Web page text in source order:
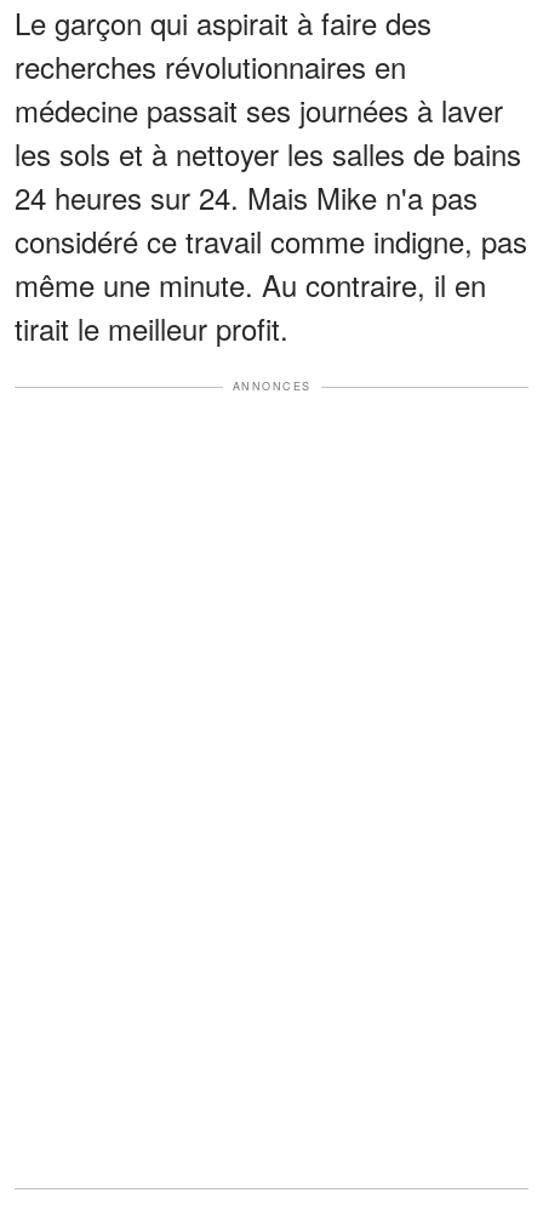
Le garçon qui aspirait à faire des
recherches révolutionnaires en
médecine passait ses journées à laver
les sols et à nettoyer les salles de bains
24 heures sur 24. Mais Mike n'a pas
considéré ce travail comme indigne, pas
même une minute. Au contraire, il en
tirait le meilleur profit.
ANNONCES